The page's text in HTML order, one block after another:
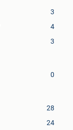
3
4
3
0
28
24